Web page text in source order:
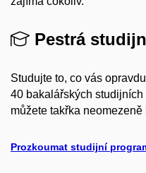
Pestrá
Studujte to, co vás
40 bakalářských
můžete takřka neomezeně
Prozkoumat studijní